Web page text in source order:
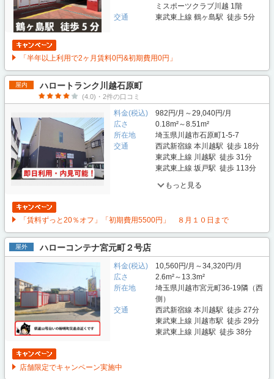
ミスポーツクラブ川越 1階
交通
東武東上線 鶴ヶ島駅 徒歩 5分
「半年以上利用で2ヶ月賃料0円&初期費用0円」
屋内 ハロートランク川越石原町
(4.0)・2件の口コミ
料金(税込)
982円/月～29,040円/月
広さ
0.18m²～8.51m²
所在地
埼玉県川越市石原町1-5-7
交通
西武新宿線 本川越駅 徒歩 18分
東武東上線 川越駅 徒歩 31分
東武東上線 坂戸駅 徒歩 113分
もっと見る
「賃料ずっと20％オフ」「初期費用5500円」 ８月１０日まで
屋外 ハローコンテナ宮元町２号店
料金(税込)
10,560円/月～34,320円/月
広さ
2.6m²～13.3m²
所在地
埼玉県川越市宮元町36-19隣（西
側）
交通
西武新宿線 本川越駅 徒歩 27分
東武東上線 川越市駅 徒歩 29分
東武東上線 川越駅 徒歩 38分
店舗限定でキャンペーン実施中